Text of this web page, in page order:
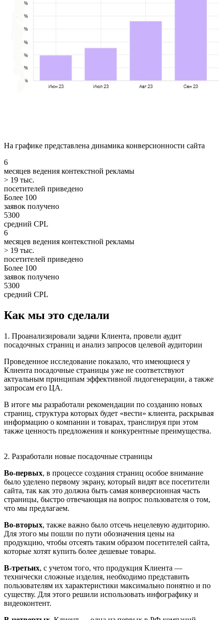
На графике представлена динамика конверсионности сайта
6
месяцев ведения контекстной рекламы
> 19 тыс.
посетителей приведено
Более 100
заявок получено
5300
средний CPL
6
месяцев ведения контекстной рекламы
> 19 тыс.
посетителей приведено
Более 100
заявок получено
5300
средний CPL
Как мы это сделали
1. Проанализировали задачи Клиента, провели аудит
посадочных страниц и анализ запросов целевой аудитории
Проведенное исследование показало, что имеющиеся у
Клиента посадочные страницы уже не соответствуют
актуальным принципам эффективной лидогенерации, а также
запросам его ЦА.
В итоге мы разработали рекомендации по созданию новых
страниц, структура которых будет «вести» клиента, раскрывая
информацию о компании и товарах, транслируя при этом
также ценность предложения и конкурентные преимущества.
2. Разработали новые посадочные страницы
Во-первых, в процессе создания страниц особое внимание
было уделено первому экрану, который видят все посетители
сайта, так как это должна быть самая конверсионная часть
страницы, быстро отвечающая на вопрос пользователя о том,
что мы предлагаем.
Во-вторых, также важно было отсечь нецелевую аудиторию.
Для этого мы пошли по пути обозначения цены на
продукцию, чтобы отсеять таким образом посетителей сайта,
которые хотят купить более дешевые товары.
В-третьих, с учетом того, что продукция Клиента —
технически сложные изделия, необходимо представить
пользователям их характеристики максимально понятно и по
существу. Для этого решили использовать инфографику и
видеоконтент.